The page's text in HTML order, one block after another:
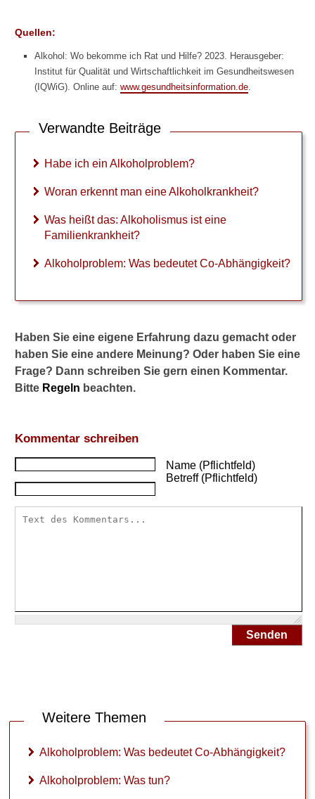
Quellen:
Alkohol: Wo bekomme ich Rat und Hilfe? 2023. Herausgeber:
Institut für Qualität und Wirtschaftlichkeit im Gesundheitswesen
(IQWiG). Online auf: www.gesundheitsinformation.de.
Verwandte Beiträge
Habe ich ein Alkoholproblem?
Woran erkennt man eine Alkoholkrankheit?
Was heißt das: Alkoholismus ist eine
Familienkrankheit?
Alkoholproblem: Was bedeutet Co-Abhängigkeit?
Haben Sie eine eigene Erfahrung dazu gemacht oder
haben Sie eine andere Meinung? Oder haben Sie eine
Frage? Dann schreiben Sie gern einen Kommentar.
Bitte Regeln beachten.
Kommentar schreiben
Name (Pflichtfeld)
Betreff (Pflichtfeld)
Senden
Weitere Themen
Alkoholproblem: Was bedeutet Co-Abhängigkeit?
Alkoholproblem: Was tun?